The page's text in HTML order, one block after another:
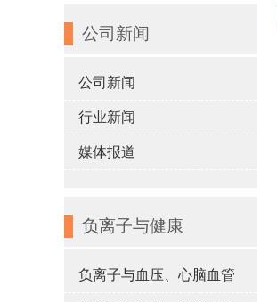
公司新闻
公司新闻
行业新闻
媒体报道
负离子与健康
负离子与血压、心脑血管